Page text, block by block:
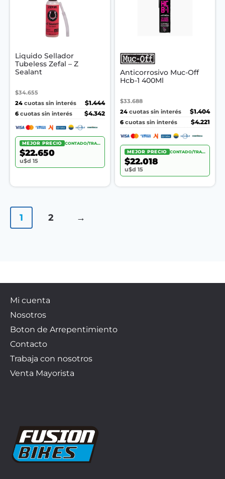
Liquido Sellador
Tubeless Zefal – Z
Sealant
$34.655
24 cuotas sin interés
$1.444
6 cuotas sin interés $4.342
MEJOR PRECIO CONTADO/TRANSF.
$22.650
u$d 15
Anticorrosivo Muc-Off
Hcb-1 400Ml
$33.688
24 cuotas sin interés
$1.404
6 cuotas sin interés $4.221
MEJOR PRECIO CONTADO/TRANSF.
$22.018
u$d 15
1 2 →
Mi cuenta
Nosotros
Boton de Arrepentimiento
Contacto
Trabaja con nosotros
Venta Mayorista